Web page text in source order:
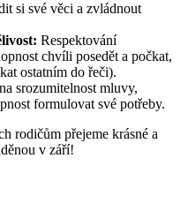
si své věci a zvládnout
Respektování
chvíli posedět a počkat,
ostatním do řeči).
srozumitelnost mluvy,
formulovat své potřeby.
rodičům přejeme krásné a
v září!